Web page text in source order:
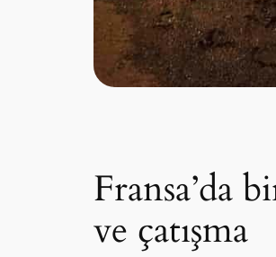
Fransa’da
ve çatışma